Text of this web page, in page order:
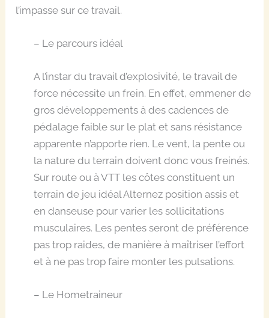
l’impasse sur ce travail.
– Le parcours idéal
A l’instar du travail d’explosivité, le travail de
force nécessite un frein. En effet, emmener de
gros développements à des cadences de
pédalage faible sur le plat et sans résistance
apparente n’apporte rien. Le vent, la pente ou
la nature du terrain doivent donc vous freinés.
Sur route ou à VTT les côtes constituent un
terrain de jeu idéal Alternez position assis et
en danseuse pour varier les sollicitations
musculaires. Les pentes seront de préférence
pas trop raides, de manière à maîtriser l’effort
et à ne pas trop faire monter les pulsations.
– Le Hometraineur